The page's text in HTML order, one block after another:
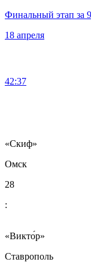
Финальный этап за
18 апреля
42:37
«Скиф»
Омск
28
:
«Викто́р»
Ставрополь